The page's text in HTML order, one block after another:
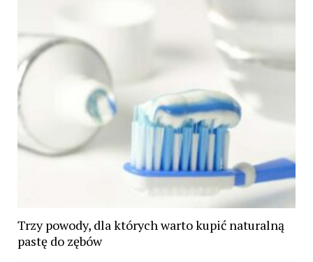
Trzy powody, dla których warto kupić naturalną
pastę do zębów